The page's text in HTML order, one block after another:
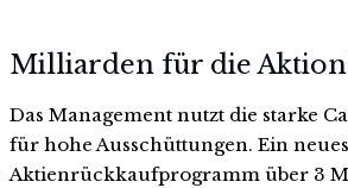
Milliarden für die
Das Management nutzt die starke
für hohe Ausschüttungen. Ein neues
Aktienrückkaufprogramm über 3